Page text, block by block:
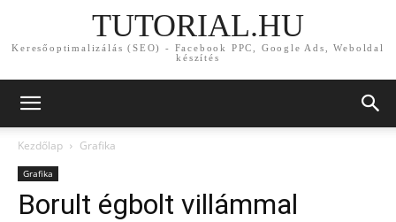
TUTORIAL.HU
Keresőoptimalizálás (SEO) - Facebook PPC, Google Ads, Weboldal
készítés
Kezdőlap Grafika
Grafika
Borult égbolt villámmal